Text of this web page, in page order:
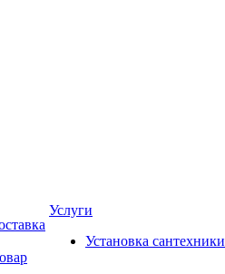
Услуги
Установка сантехники